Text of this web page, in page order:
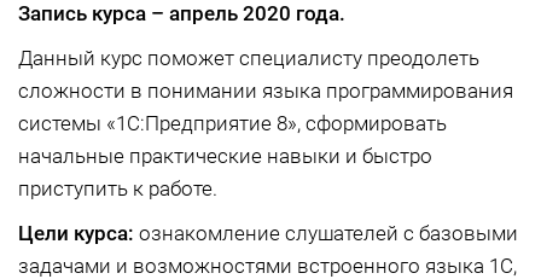
Запись курса – апрель 2020 года.
Данный курс поможет специалисту преодолеть
сложности в понимании языка программирования
системы «1С:Предприятие 8», сформировать
начальные практические навыки и быстро
приступить к работе.
Цели курса: ознакомление слушателей с базовыми
задачами и возможностями встроенного языка 1С,